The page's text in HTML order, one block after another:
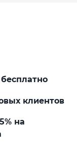
клиентов
на